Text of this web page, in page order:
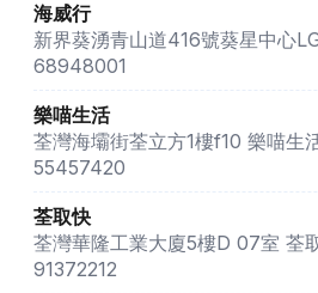
海威行
新界葵湧青山道416號葵星中心
68948001
樂喵生活
荃灣海壩街荃立方1樓f10 樂喵生
55457420
荃取快
荃灣華隆工業大廈5樓D 07室 荃
91372212